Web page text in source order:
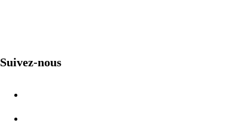
Suivez-nous